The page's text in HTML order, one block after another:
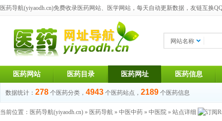
医药导航(yiyaodh.cn)免费收录医药网站、医学网站，每天自动更新数据，友链互换
网站名称
医药网站 医药目录 医药网址 医药信息
数据统计： 278 个医药分类， 4943 个医药站点， 2189 个医药信息
当前位置： 医药导航(yiyaodh.cn) » 医药导航 » 中医中药 » 中医院 » 站点详细